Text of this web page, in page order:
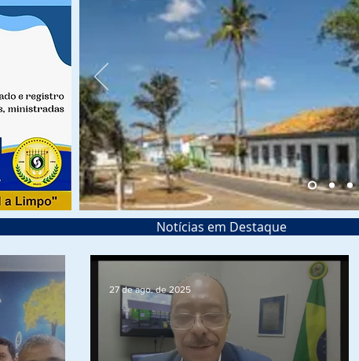
Notícias em Destaque
27 de ago. de 2025